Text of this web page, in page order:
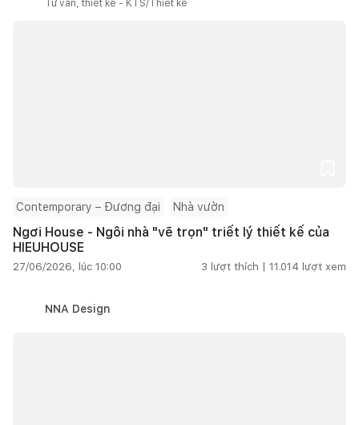
Tư vấn, thiết kế - KTS/Thiết kế
Contemporary – Đương đại Nhà vườn
Ngơi House - Ngôi nhà "vẽ trọn" triết lý thiết kế của
HIEUHOUSE
27/06/2026, lúc 10:00 3 lượt thích | 11.014 lượt xem
NNA Design